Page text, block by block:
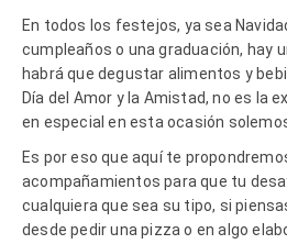
En todos los festejos, ya sea
cumpleaños o una graduación, hay
habrá que degustar alimentos y
Día del Amor y la Amistad, no es la
en especial en esta ocasión
Es por eso que aquí te
acompañamientos para que tu
cualquiera que sea su tipo, si
desde pedir una pizza o en algo